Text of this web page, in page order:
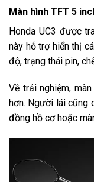
Màn hình TFT 5
Honda UC3 được
này hỗ trợ hiển thị
độ, trạng thái pin,
Về trải nghiệm,
hơn. Người lái cũng
đồng hồ cơ hoặc